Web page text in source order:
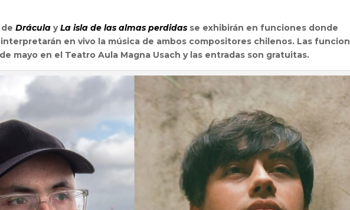
deDráculayLa isla de las almas perdidas se exhibirán en funciones donde
en vivo la música de ambos compositores chilenos. Las
mayo en el Teatro Aula Magna Usach y las entradas son gratuitas.